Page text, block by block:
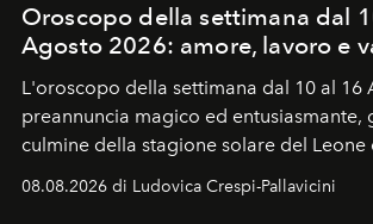
Oroscopo della settimana dal
Agosto 2026: amore, lavoro e
L'oroscopo della settimana dal 10 al 16
preannuncia magico ed entusiasmante,
culmine della stagione solare del Leone
ideale per la notte delle Perseidi.
08.08.2026 di Ludovica Crespi-Pallavicini